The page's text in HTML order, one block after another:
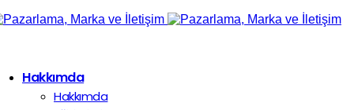
Hakkımda
Hakkımda